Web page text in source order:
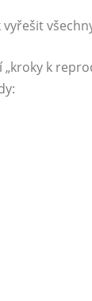
vyřešit
k